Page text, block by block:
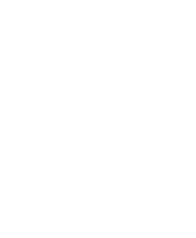
– Μουριά – Πορτοκαλιά –
Καρυδιά – Ιτιά – Κερασιά –